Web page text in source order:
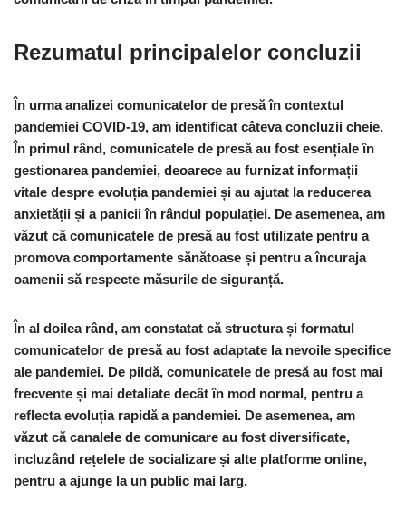
Rezumatul principalelor concluzii
În urma analizei comunicatelor de presă în contextul
pandemiei COVID-19, am identificat câteva concluzii cheie.
În primul rând, comunicatele de presă au fost esențiale în
gestionarea pandemiei, deoarece au furnizat informații
vitale despre evoluția pandemiei și au ajutat la reducerea
anxietății și a panicii în rândul populației. De asemenea, am
văzut că comunicatele de presă au fost utilizate pentru a
promova comportamente sănătoase și pentru a încuraja
oamenii să respecte măsurile de siguranță.
În al doilea rând, am constatat că structura și formatul
comunicatelor de presă au fost adaptate la nevoile specifice
ale pandemiei. De pildă, comunicatele de presă au fost mai
frecvente și mai detaliate decât în mod normal, pentru a
reflecta evoluția rapidă a pandemiei. De asemenea, am
văzut că canalele de comunicare au fost diversificate,
incluzând rețelele de socializare și alte platforme online,
pentru a ajunge la un public mai larg.